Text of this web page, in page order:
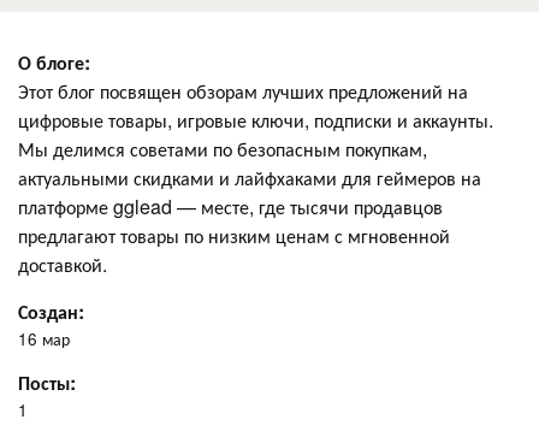
О блоге:
Этот блог посвящен обзорам лучших предложений на
цифровые товары, игровые ключи, подписки и аккаунты.
Мы делимся советами по безопасным покупкам,
актуальными скидками и лайфхаками для геймеров на
платформе gglead — месте, где тысячи продавцов
предлагают товары по низким ценам с мгновенной
доставкой.
Создан:
16 мар
Посты:
1